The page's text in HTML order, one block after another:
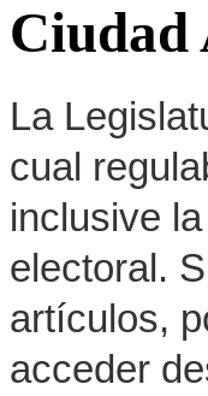
Ciudad
La
cual
inclusive
electoral.
artículos,
acceder